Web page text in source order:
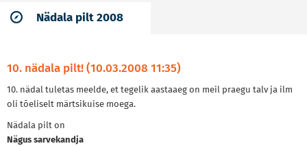
Nädala pilt 2008
10. nädala pilt! (10.03.2008 11:35)
10. nädal tuletas meelde, et tegelik aastaaeg on meil praegu talv ja ilm
oli tõeliselt märtsikuise moega.
Nädala pilt on
Nägus sarvekandja